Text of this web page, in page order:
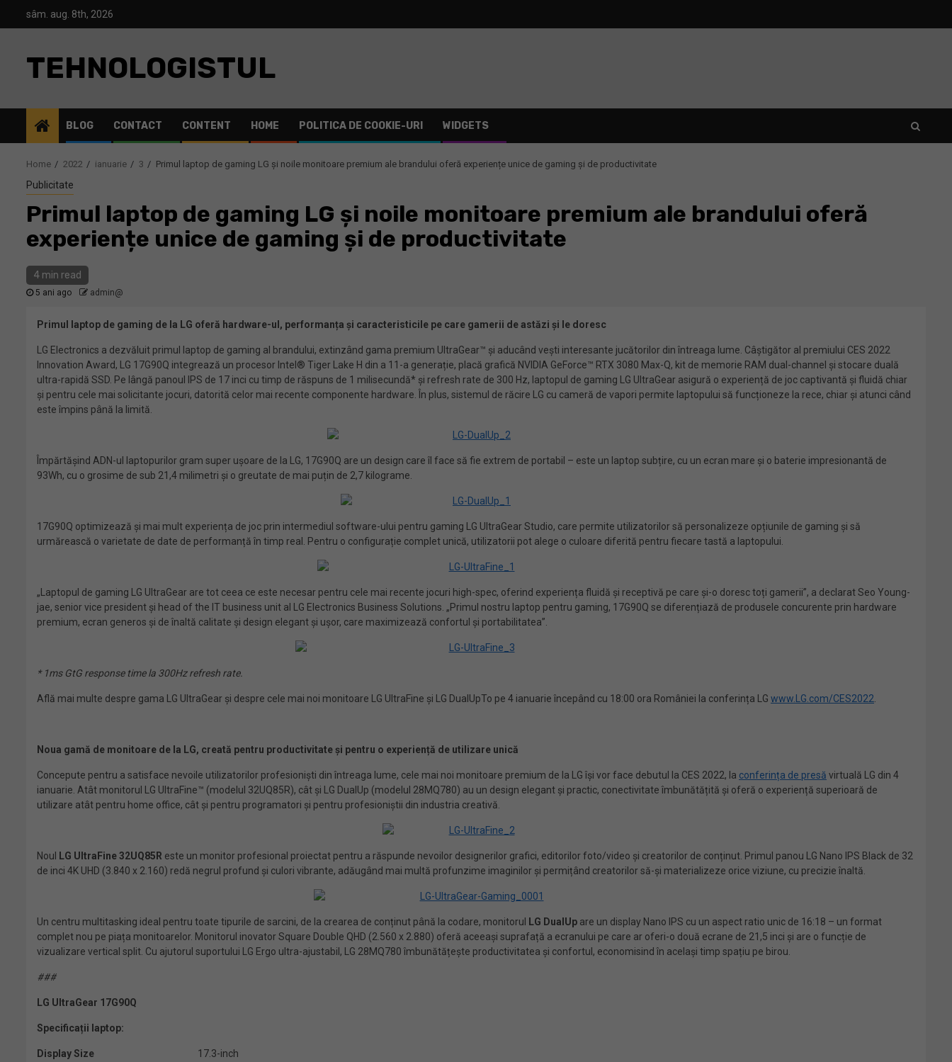
sâm. aug. 8th, 2026
TEHNOLOGISTUL
BLOG CONTACT CONTENT HOME POLITICA DE COOKIE-URI WIDGETS
Home 2022 ianuarie 3 Primul laptop de gaming LG și noile monitoare premium ale brandului oferă experiențe unice de gaming și de productivitate
Publicitate
Primul laptop de gaming LG și noile monitoare premium ale brandului oferă
experiențe unice de gaming și de productivitate
4 min read
5 ani ago admin@
Primul laptop de gaming de la LG oferă hardware-ul, performanța și caracteristicile pe care gamerii de astăzi și le doresc
LG Electronics a dezvăluit primul laptop de gaming al brandului, extinzând gama premium UltraGear™ și aducând vești interesante jucătorilor din întreaga lume. Câștigător al premiului CES 2022
Innovation Award, LG 17G90Q integrează un procesor Intel® Tiger Lake H din a 11-a generație, placă grafică NVIDIA GeForce™ RTX 3080 Max-Q, kit de memorie RAM dual-channel și stocare duală
ultra-rapidă SSD. Pe lângă panoul IPS de 17 inci cu timp de răspuns de 1 milisecundă* și refresh rate de 300 Hz, laptopul de gaming LG UltraGear asigură o experiență de joc captivantă și fluidă chiar
și pentru cele mai solicitante jocuri, datorită celor mai recente componente hardware. În plus, sistemul de răcire LG cu cameră de vapori permite laptopului să funcționeze la rece, chiar și atunci când
este împins până la limită.
Împărtășind ADN-ul laptopurilor gram super ușoare de la LG, 17G90Q are un design care îl face să fie extrem de portabil – este un laptop subțire, cu un ecran mare și o baterie impresionantă de
93Wh, cu o grosime de sub 21,4 milimetri și o greutate de mai puțin de 2,7 kilograme.
17G90Q optimizează și mai mult experiența de joc prin intermediul software-ului pentru gaming LG UltraGear Studio, care permite utilizatorilor să personalizeze opțiunile de gaming și să
urmărească o varietate de date de performanță în timp real. Pentru o configurație complet unică, utilizatorii pot alege o culoare diferită pentru fiecare tastă a laptopului.
„Laptopul de gaming LG UltraGear are tot ceea ce este necesar pentru cele mai recente jocuri high-spec, oferind experiența fluidă și receptivă pe care și-o doresc toți gamerii”, a declarat Seo Young-
jae, senior vice president și head of the IT business unit al LG Electronics Business Solutions. „Primul nostru laptop pentru gaming, 17G90Q se diferențiază de produsele concurente prin hardware
premium, ecran generos și de înaltă calitate și design elegant și ușor, care maximizează confortul și portabilitatea”.
* 1ms GtG response time la 300Hz refresh rate.
Află mai multe despre gama LG UltraGear și despre cele mai noi monitoare LG UltraFine și LG DualUpTo pe 4 ianuarie începând cu 18:00 ora României la conferința LG www.LG.com/CES2022
Noua gamă de monitoare de la LG, creată pentru productivitate și pentru o experiență de utilizare unică
Concepute pentru a satisface nevoile utilizatorilor profesioniști din întreaga lume, cele mai noi monitoare premium de la LG își vor face debutul la CES 2022, la conferința de presă virtuală LG din 4
ianuarie. Atât monitorul LG UltraFine™ (modelul 32UQ85R), cât și LG DualUp (modelul 28MQ780) au un design elegant și practic, conectivitate îmbunătățită și oferă o experiență superioară de
utilizare atât pentru home office, cât și pentru programatori și pentru profesioniștii din industria creativă.
Noul LG UltraFine32UQ85R este un monitor profesional proiectat pentru a răspunde nevoilor designerilor grafici, editorilor foto/video și creatorilor de conținut. Primul panou LG Nano IPS Black de 32
de inci 4K UHD (3.840 x 2.160) redă negrul profund și culori vibrante, adăugând mai multă profunzime imaginilor și permițând creatorilor să-și materializeze orice viziune, cu precizie înaltă.
Un centru multitasking ideal pentru toate tipurile de sarcini, de la crearea de conținut până la codare, monitorul LG DualUp are un display Nano IPS cu un aspect ratio unic de 16:18 – un format
complet nou pe piața monitoarelor. Monitorul inovator Square Double QHD (2.560 x 2.880) oferă aceeași suprafață a ecranului pe care ar oferi-o două ecrane de 21,5 inci și are o funcție de
vizualizare vertical split. Cu ajutorul suportului LG Ergo ultra-ajustabil, LG 28MQ780 îmbunătățește productivitatea și confortul, economisind în același timp spațiu pe birou.
###
LG UltraGear 17G90Q
Specificații laptop:
Display Size
17.3-inch